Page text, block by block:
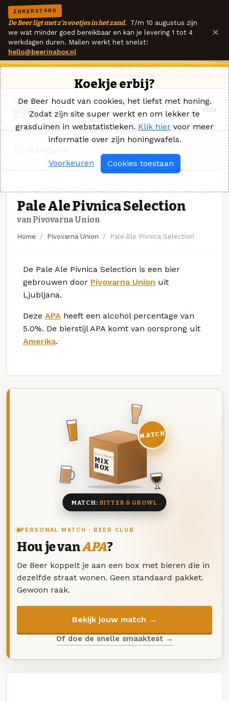
ZOMERSTAND
De Beer ligt met z'n voetjes in het zand. T/m 10 augustus zijn
we wat minder goed bereikbaar en kan je levering 1 tot 4
werkdagen duren. Mailen werkt het snelst:
hello@beerinabox.nl
×
Pale Ale Pivnica Selection
van Pivovarna Union
Home Pivovarna Union Pale Ale Pivnica Selection
De Pale Ale Pivnica Selection is een bier
gebrouwen door Pivovarna Union uit
Ljubljana.
Deze APA heeft een alcohol percentage van
5.0%. De bierstijl APA komt van oorsprong uit
Amerika.
PERSONAL MATCH · BEER CLUB
Hou je vanAPA?
De Beer koppelt je aan een box met bieren die in
dezelfde straat wonen. Geen standaard pakket.
Gewoon raak.
Bekijk jouw match →
Of doe de snelle smaaktest →
DEZE MAAND
MIX
BOX
8 BIEREN
MATCH
MATCH: BITTER & GROWL
Koekje erbij?
De Beer houdt van cookies, het liefst met honing.
Zodat zijn site super werkt en om lekker te
grasduinen in webstatistieken. Klik hier voor meer
informatie over zijn honingwafels.
Voorkeuren Cookies toestaan